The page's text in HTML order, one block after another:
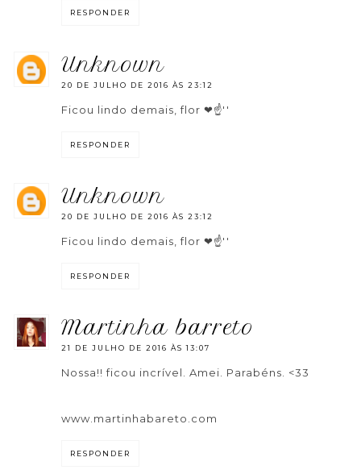
RESPONDER
unknown
20 DE JULHO DE 2016 ÀS 23:12
Ficou lindo demais, flor ❤☝''
RESPONDER
unknown
20 DE JULHO DE 2016 ÀS 23:12
Ficou lindo demais, flor ❤☝''
RESPONDER
martinha barreto
21 DE JULHO DE 2016 ÀS 13:07
Nossa!! ficou incrível. Amei. Parabéns. <33
www.martinhabareto.com
RESPONDER